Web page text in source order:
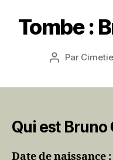
Tombe :
Auteur
Par
Qui est Bruno
Date de naissance :